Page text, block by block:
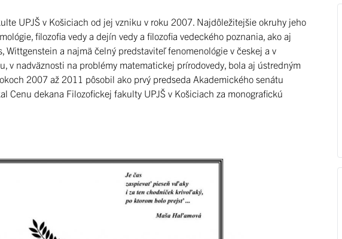
UPJŠ v Košiciach od jej vzniku v roku 2007. Najdôležitejšie okruhy jeho
filozofia vedy a dejín vedy a filozofia vedeckého poznania, ako aj
a najmä čelný predstaviteľ fenomenológie v českej a v
v nadväznosti na problémy matematickej prírodovedy, bola aj ústredným
2007 až 2011 pôsobil ako prvý predseda Akademického senátu
Cenu dekana Filozofickej fakulty UPJŠ v Košiciach za monografickú